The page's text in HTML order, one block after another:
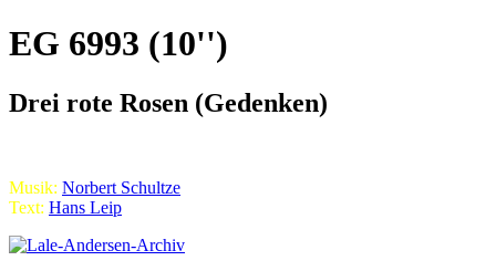
EG 6993 (10'')
Drei rote Rosen (Gedenken)
Musik: Norbert Schultze
Text: Hans Leip